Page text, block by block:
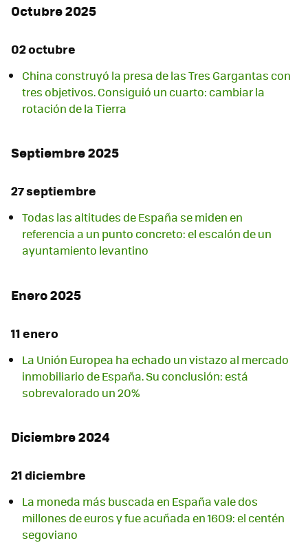
Octubre 2025
02 octubre
China construyó la presa de las Tres Gargantas con
tres objetivos. Consiguió un cuarto: cambiar la
rotación de la Tierra
Septiembre 2025
27 septiembre
Todas las altitudes de España se miden en
referencia a un punto concreto: el escalón de un
ayuntamiento levantino
Enero 2025
11 enero
La Unión Europea ha echado un vistazo al mercado
inmobiliario de España. Su conclusión: está
sobrevalorado un 20%
Diciembre 2024
21 diciembre
La moneda más buscada en España vale dos
millones de euros y fue acuñada en 1609: el centén
segoviano